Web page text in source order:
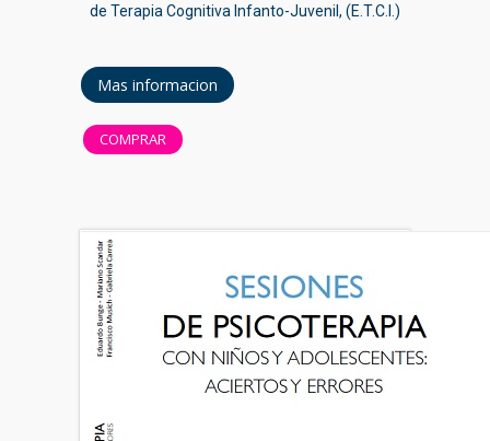
de Terapia Cognitiva Infanto-Juvenil, (E.T.C.I.)
Mas informacion